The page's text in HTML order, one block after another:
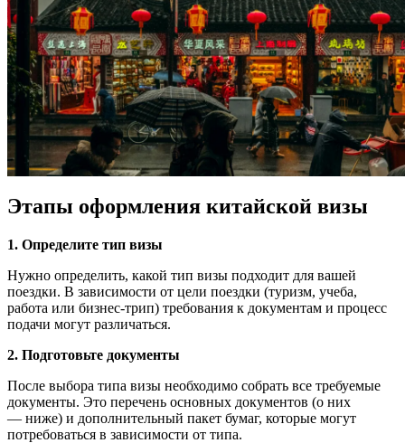
Этапы оформления китайской визы
1. Определите тип визы
Нужно определить, какой тип визы подходит для вашей
поездки. В зависимости от цели поездки (туризм, учеба,
работа или бизнес-трип) требования к документам и процесс
подачи могут различаться.
2. Подготовьте документы
После выбора типа визы необходимо собрать все требуемые
документы. Это перечень основных документов (о них
— ниже) и дополнительный пакет бумаг, которые могут
потребоваться в зависимости от типа.